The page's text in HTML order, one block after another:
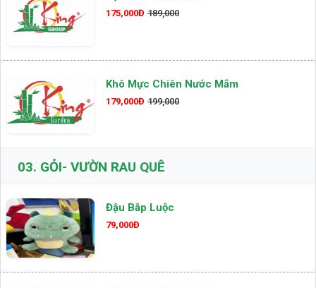
175,000Đ 189,000
Khô Mực Chiên Nước Mắm
179,000Đ 199,000
03. GỎI- VƯỜN RAU QUÊ
Đậu Bắp Luộc
79,000Đ